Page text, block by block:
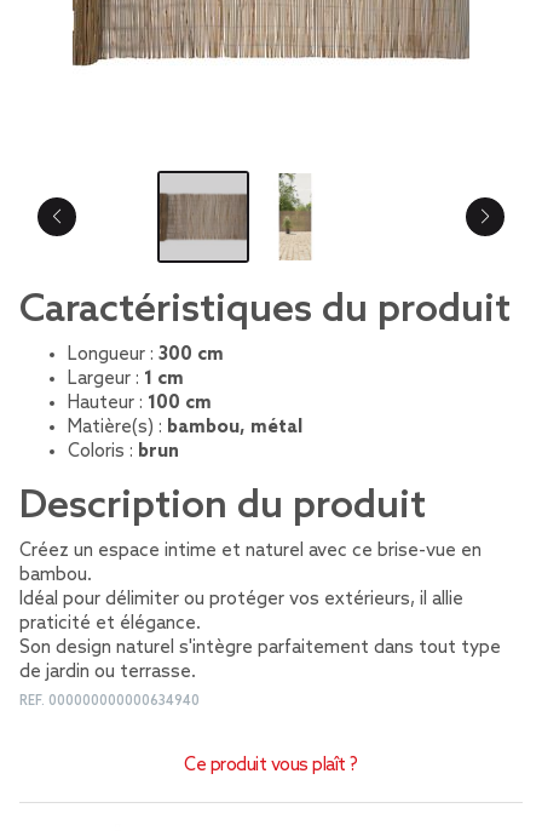
Caractéristiques du produit
Longueur : 300 cm
Largeur : 1 cm
Hauteur : 100 cm
Matière(s) : bambou, métal
Coloris : brun
Description du produit
Créez un espace intime et naturel avec ce brise-vue en
bambou.
Idéal pour délimiter ou protéger vos extérieurs, il allie
praticité et élégance.
Son design naturel s'intègre parfaitement dans tout type
de jardin ou terrasse.
REF. 000000000000634940
Ce produit vous plaît ?